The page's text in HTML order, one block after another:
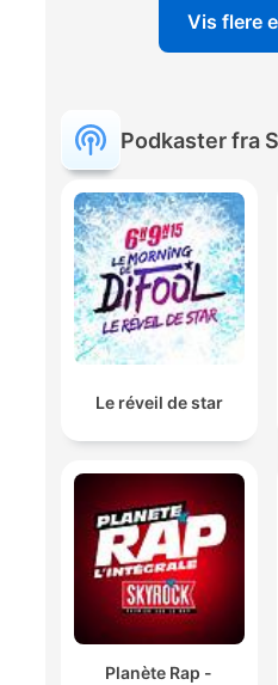
Vis flere
Podkaster fra
Le réveil de star
Planète Rap -